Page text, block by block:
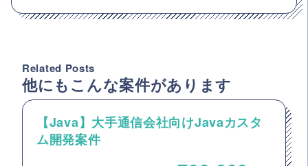
Related Posts
他にもこんな案件があります
【Java】大手通信会社向けJavaカスタ
ム開発案件